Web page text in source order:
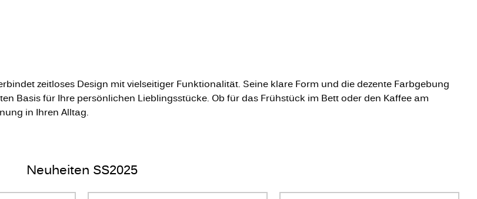
zeitloses Design mit vielseitiger Funktionalität. Seine klare Form und die dezente Farbgebung
Basis für Ihre persönlichen Lieblingsstücke. Ob für das Frühstück im Bett oder den Kaffee am
in Ihren Alltag.
Neuheiten SS2025